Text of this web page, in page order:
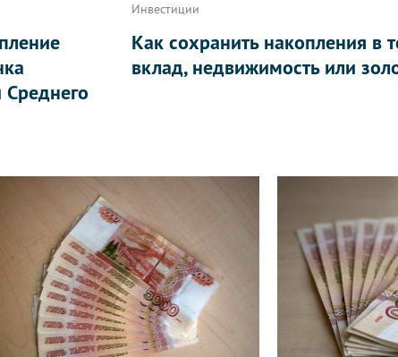
Инвестиции
Как сохранить накопления в
вклад, недвижимость или